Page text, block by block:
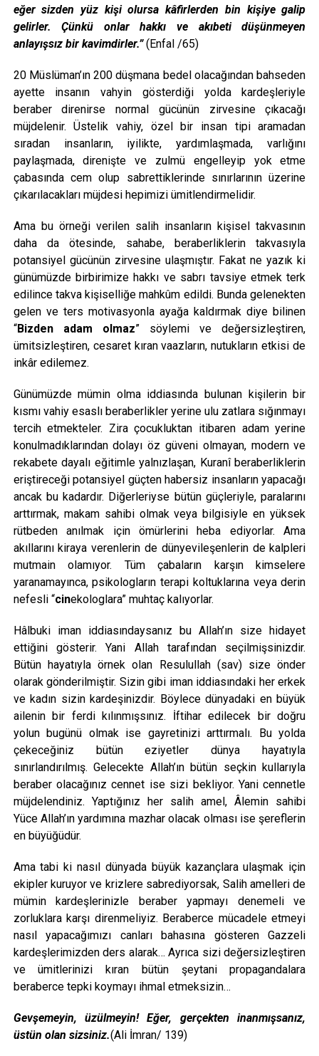
eğer sizden yüz kişi olursa kâfirlerden bin kişiye galip
gelirler. Çünkü onlar hakkı ve akıbeti düşünmeyen
anlayışsız bir kavimdirler.”(Enfal /65)
20 Müslüman’ın 200 düşmana bedel olacağından bahseden
ayette insanın vahyin gösterdiği yolda kardeşleriyle
beraber direnirse normal gücünün zirvesine çıkacağı
müjdelenir. Üstelik vahiy, özel bir insan tipi aramadan
sıradan insanların, iyilikte, yardımlaşmada, varlığını
paylaşmada, direnişte ve zulmü engelleyip yok etme
çabasında cem olup sabrettiklerinde sınırlarının üzerine
çıkarılacakları müjdesi hepimizi ümitlendirmelidir.
Ama bu örneği verilen salih insanların kişisel takvasının
daha da ötesinde, sahabe, beraberliklerin takvasıyla
potansiyel gücünün zirvesine ulaşmıştır. Fakat ne yazık ki
günümüzde birbirimize hakkı ve sabrı tavsiye etmek terk
edilince takva kişiselliğe mahkûm edildi. Bunda gelenekten
gelen ve ters motivasyonla ayağa kaldırmak diye bilinen
“Bizden adam olmaz” söylemi ve değersizleştiren,
ümitsizleştiren, cesaret kıran vaazların, nutukların etkisi de
inkâr edilemez.
Günümüzde mümin olma iddiasında bulunan kişilerin bir
kısmı vahiy esaslı beraberlikler yerine ulu zatlara sığınmayı
tercih etmekteler. Zira çocukluktan itibaren adam yerine
konulmadıklarından dolayı öz güveni olmayan, modern ve
rekabete dayalı eğitimle yalnızlaşan, Kuranî beraberliklerin
eriştireceği potansiyel güçten habersiz insanların yapacağı
ancak bu kadardır. Diğerleriyse bütün güçleriyle, paralarını
arttırmak, makam sahibi olmak veya bilgisiyle en yüksek
rütbeden anılmak için ömürlerini heba ediyorlar. Ama
akıllarını kiraya verenlerin de dünyevileşenlerin de kalpleri
mutmain olamıyor. Tüm çabaların karşın kimselere
yaranamayınca, psikologların terapi koltuklarına veya derin
nefesli “cinekologlara” muhtaç kalıyorlar.
Hâlbuki iman iddiasındaysanız bu Allah’ın size hidayet
ettiğini gösterir. Yani Allah tarafından seçilmişsinizdir.
Bütün hayatıyla örnek olan Resulullah (sav) size önder
olarak gönderilmiştir. Sizin gibi iman iddiasındaki her erkek
ve kadın sizin kardeşinizdir. Böylece dünyadaki en büyük
ailenin bir ferdi kılınmışsınız. İftihar edilecek bir doğru
yolun bugünü olmak ise gayretinizi arttırmalı. Bu yolda
çekeceğiniz bütün eziyetler dünya hayatıyla
sınırlandırılmış. Gelecekte Allah’ın bütün seçkin kullarıyla
beraber olacağınız cennet ise sizi bekliyor. Yani cennetle
müjdelendiniz. Yaptığınız her salih amel, Âlemin sahibi
Yüce Allah’ın yardımına mazhar olacak olması ise şereflerin
en büyüğüdür.
Ama tabi ki nasıl dünyada büyük kazançlara ulaşmak için
ekipler kuruyor ve krizlere sabrediyorsak, Salih amelleri de
mümin kardeşlerinizle beraber yapmayı denemeli ve
zorluklara karşı direnmeliyiz. Beraberce mücadele etmeyi
nasıl yapacağımızı canları bahasına gösteren Gazzeli
kardeşlerimizden ders alarak… Ayrıca sizi değersizleştiren
ve ümitlerinizi kıran bütün şeytani propagandalara
beraberce tepki koymayı ihmal etmeksizin…
Gevşemeyin, üzülmeyin! Eğer, gerçekten inanmışsanız,
üstün olan sizsiniz.(Ali İmran/ 139)